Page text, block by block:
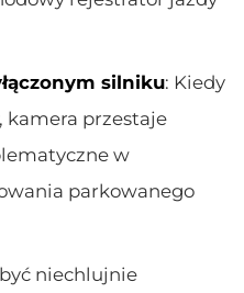
silniku: Kiedy
kamera przestaje
w
parkowanego
niechlujnie